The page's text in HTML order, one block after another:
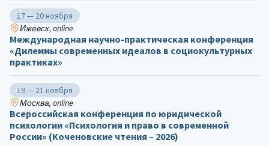
17 — 20 ноября
Ижевск, online
Международная научно-практическая конференция
«Дилеммы современных идеалов в социокультурных
практиках»
19 — 21 ноября
Москва, online
Всероссийская конференция по юридической
психологии «Психология и право в современной
России» (Коченовские чтения – 2026)